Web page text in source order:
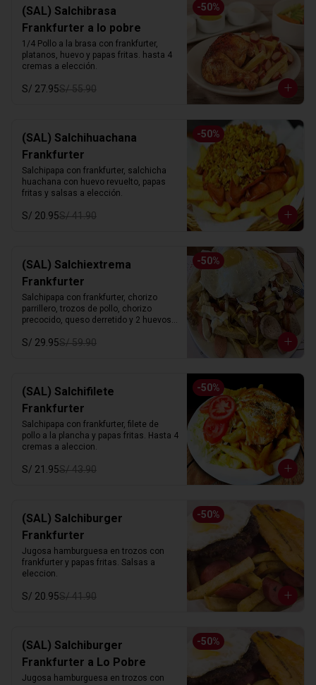
-50%
(SAL) Salchibrasa
Frankfurter a lo pobre
1/4 Pollo a la brasa con frankfurter,
platanos, huevo y papas fritas. hasta 4
cremas a elección.
S/ 27.95S/ 55.90
-50%
(SAL) Salchihuachana
Frankfurter
Salchipapa con frankfurter, salchicha
huachana con huevo revuelto, papas
fritas y salsas a elección.
S/ 20.95S/ 41.90
-50%
(SAL) Salchiextrema
Frankfurter
Salchipapa con frankfurter, chorizo
parrillero, trozos de pollo, chorizo
precocido, queso derretido y 2 huevos
S/ 29.95S/ 59.90
-50%
(SAL) Salchifilete
Frankfurter
Salchipapa con frankfurter, filete de
pollo a la plancha y papas fritas. Hasta 4
cremas a aleccion.
S/ 21.95S/ 43.90
-50%
(SAL) Salchiburger
Frankfurter
Jugosa hamburguesa en trozos con
frankfurter y papas fritas. Salsas a
eleccion.
S/ 20.95S/ 41.90
-50%
(SAL) Salchiburger
Frankfurter a Lo Pobre
Jugosa hamburguesa en trozos con